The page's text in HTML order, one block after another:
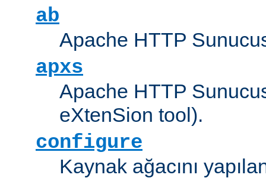
ab
Apache HTTP
apxs
Apache HTTP
eXtenSion tool).
configure
Kaynak ağacını